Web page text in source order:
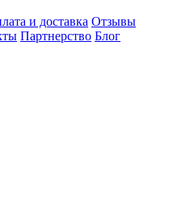
и доставка Отзывы
Партнерство Блог